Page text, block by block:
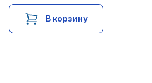
В корзину